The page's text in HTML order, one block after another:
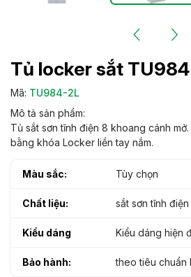
Tủ locker sắt
Mã: TU984-2L
Mô tả sản phẩm:
Tủ sắt sơn tĩnh điện 8 khoang cánh
bằng khóa Locker liền tay nắm.
Màu sắc: Tùy chọn
Chất liệu: sắt sơn tĩnh
Kiểu dáng Kiểu dáng hiện
Bảo hành: theo tiêu chuẩn